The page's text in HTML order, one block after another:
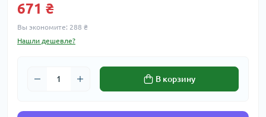
671 ₴
Вы экономите: 288 ₴
Нашли дешевле?
В корзину